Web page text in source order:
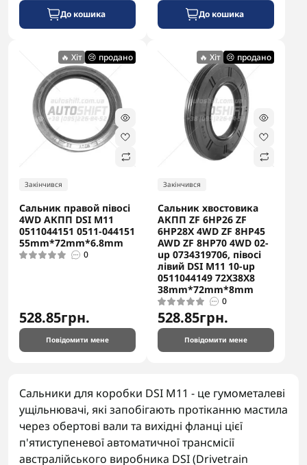
До кошика До кошика
🔥 Хіт 😢 продано
Закінчився
Сальник правой півосі
4WD АКПП DSI M11
0511044151 0511-044151
55mm*72mm*6.8mm
0
528.85грн.
Повідомити мене
🔥 Хіт 😢 продано
Закінчився
Сальник хвостовика
АКПП ZF 6HP26 ZF
6HP28X 4WD ZF 8HP45
AWD ZF 8HP70 4WD 02-
up 0734319706, півосі
лівий DSI M11 10-up
0511044149 72X38X8
38mm*72mm*8mm
0
528.85грн.
Повідомити мене
Сальники для коробки DSI M11 - це гумометалеві
ущільнювачі, які запобігають протіканню мастила
через обертові вали та вихідні фланці цієї
п'ятиступеневої автоматичної трансмісії
австралійського виробника DSI (Drivetrain